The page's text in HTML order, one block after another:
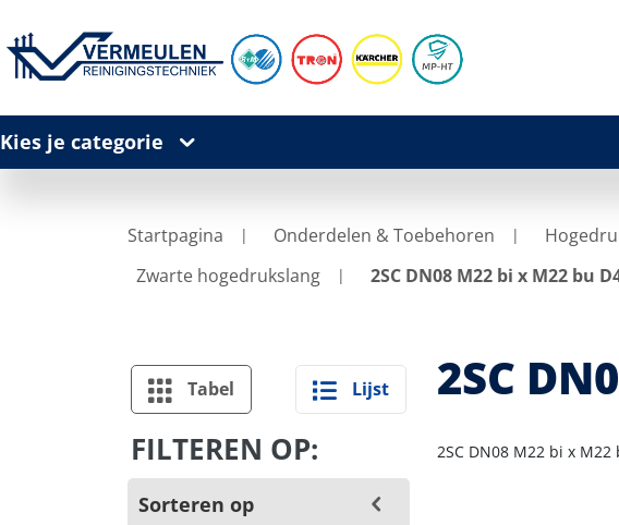
Kies je categorie
Startpagina Onderdelen & Toebehoren
Zwarte hogedrukslang
2SC DN08 M22 bi x M22 bu
Tabel Lijst
FILTEREN OP:
Sorteren op
2SC
2SC DN08 M22 bi x M22